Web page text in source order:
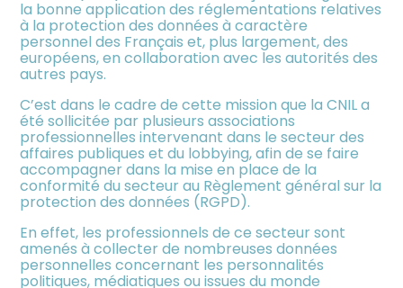
la bonne application des réglementations relatives
à la protection des données à caractère
personnel des Français et, plus largement, des
européens, en collaboration avec les autorités des
autres pays.
C’est dans le cadre de cette mission que la CNIL a
été sollicitée par plusieurs associations
professionnelles intervenant dans le secteur des
affaires publiques et du lobbying, afin de se faire
accompagner dans la mise en place de la
conformité du secteur au Règlement général sur la
protection des données (RGPD).
En effet, les professionnels de ce secteur sont
amenés à collecter de nombreuses données
personnelles concernant les personnalités
politiques, médiatiques ou issues du monde